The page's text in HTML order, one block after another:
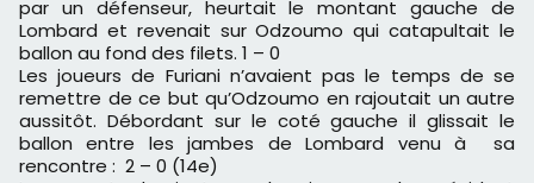
par un défenseur, heurtait le montant gauche de
Lombard et revenait sur Odzoumo qui catapultait le
ballon au fond des filets. 1 – 0
Les joueurs de Furiani n’avaient pas le temps de se
remettre de ce but qu’Odzoumo en rajoutait un autre
aussitôt. Débordant sur le coté gauche il glissait le
ballon entre les jambes de Lombard venu à sa
rencontre : 2 – 0 (14e)